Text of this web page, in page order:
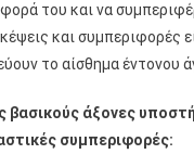
του και να
και συμπεριφορές
το αίσθημα έντονου
βασικούς άξονες
συμπεριφορές: